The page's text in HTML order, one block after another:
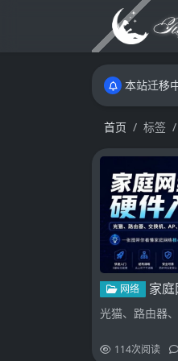
本站迁移中
本站迁移
本站迁移
首页 标签
网络 家
光猫、路由器
114次阅读